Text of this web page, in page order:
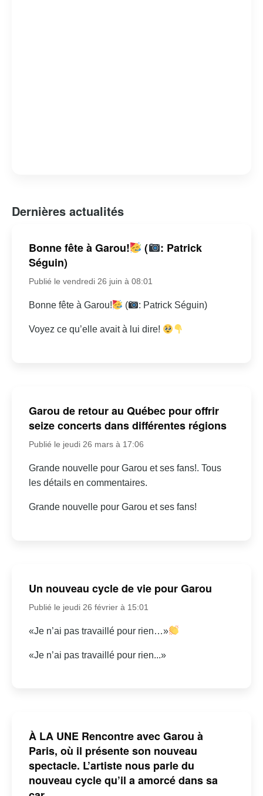
Dernières actualités
Bonne fête à Garou! (
: Patrick
Séguin)
Publié le vendredi 26 juin à 08:01
Bonne fête à Garou! ( : Patrick Séguin)
Voyez ce qu’elle avait à lui dire!
Garou de retour au Québec pour offrir
seize concerts dans différentes régions
Publié le jeudi 26 mars à 17:06
Grande nouvelle pour Garou et ses fans!. Tous
les détails en commentaires.
Grande nouvelle pour Garou et ses fans!
Un nouveau cycle de vie pour Garou
Publié le jeudi 26 février à 15:01
«Je n’ai pas travaillé pour rien…»
«Je n’ai pas travaillé pour rien...»
À LA UNE Rencontre avec Garou à
Paris, où il présente son nouveau
spectacle. L’artiste nous parle du
nouveau cycle qu’il a amorcé dans sa